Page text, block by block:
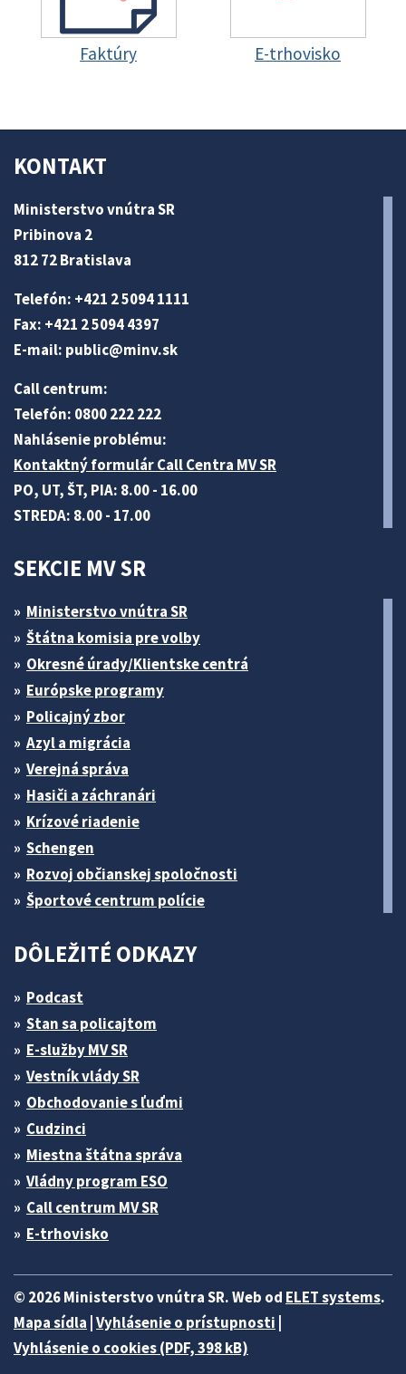
Faktúry E-trhovisko
KONTAKT
Ministerstvo vnútra SR
Pribinova 2
812 72 Bratislava
Telefón: +421 2 5094 1111
Fax: +421 2 5094 4397
E-mail: public@minv.sk
Call centrum:
Telefón: 0800 222 222
Nahlásenie problému:
Kontaktný formulár Call Centra MV SR
PO, UT, ŠT, PIA: 8.00 - 16.00
STREDA: 8.00 - 17.00
SEKCIE MV SR
Ministerstvo vnútra SR
Štátna komisia pre volby
Okresné úrady/Klientske centrá
Európske programy
Policajný zbor
Azyl a migrácia
Verejná správa
Hasiči a záchranári
Krízové riadenie
Schengen
Rozvoj občianskej spoločnosti
Športové centrum polície
DÔLEŽITÉ ODKAZY
Podcast
Stan sa policajtom
E-služby MV SR
Vestník vlády SR
Obchodovanie s ľuďmi
Cudzinci
Miestna štátna správa
Vládny program ESO
Call centrum MV SR
E-trhovisko
© 2026 Ministerstvo vnútra SR. Web od ELET systems.
Mapa sídla Vyhlásenie o prístupnosti
Vyhlásenie o cookies (PDF, 398 kB)